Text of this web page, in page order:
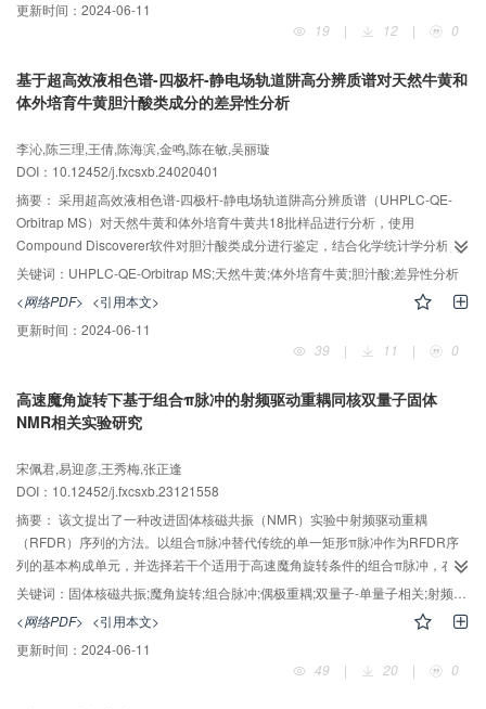
纶样品的精确率、召回率和F1分数均高于95%，满足快速鉴别要求。该方法可
为棉、涤纶纺织品真伪鉴别与品质评价提供技术参考。
更新时间： 2024-06-11
19
| 12 | 0
基于超高效液相色谱-四极杆-静电场轨道阱高分辨质谱对天然牛黄和
体外培育牛黄胆汁酸类成分的差异性分析
李沁,陈三理,王倩,陈海滨,金鸣,陈在敏,吴丽璇
DOI：10.12452/j.fxcsxb.24020401
摘要： 采用超高效液相色谱-四极杆-静电场轨道阱高分辨质谱（UHPLC-QE-
Orbitrap MS）对天然牛黄和体外培育牛黄共18批样品进行分析，使用
Compound Discoverer软件对胆汁酸类成分进行鉴定，结合化学统计学分析筛
选不同类型牛黄的差异性成分。根据一级质谱精确质荷比和二级化合物碎片信
息，鉴定了30个共有的胆汁酸类成分。聚类分析结果表明体外培育牛黄与产地
呈现一致趋势，而天然牛黄的聚类趋势与产地无关。主成分分析载荷图显示胆
酸、去氧胆酸等成分对主成分1的贡献较大，而甘氨鹅去氧胆酸、甘氨去氧胆
酸、牛磺去氧胆酸等成分对主成分2的贡献较大。通过建立正交偏最小二乘法判
其中胆酸在两组之间的含量差异最大。除了去氢胆酸和甘氨去氢胆酸，其余9个
差异成分在体外培育牛黄中的相对含量均较高。研究结果可为天然牛黄和体外
关键词： UHPLC-QE-Orbitrap MS;天然牛黄;体外培育牛黄;胆汁酸;差异性分析
<网络PDF> <引用本文>
更新时间： 2024-06-11
39
| 11 | 0
高速魔角旋转下基于组合π脉冲的射频驱动重耦同核双量子固体
NMR相关实验研究
宋佩君,易迎彦,王秀梅,张正逢
DOI：10.12452/j.fxcsxb.23121558
摘要： 该文提出了一种改进固体核磁共振（NMR）实验中射频驱动重耦
（RFDR）序列的方法。以组合π脉冲替代传统的单一矩形π脉冲作为RFDR序
列的基本构成单元，并选择若干个适用于高速魔角旋转条件的组合π脉冲，在
RFDR双量子实验中进行全面研究，通过数值模拟分析了影响RFDR双量子实验
性能的两个关键因素——共振偏置和射频场不均匀性，并根据模拟结果确定了
性能最优的组合π脉冲。结合六氟硅酸钠和L-组氨酸的一维和二维
F或1H固体
NMR实验，验证了在高速魔角旋转条件下选择适当的组合π脉冲的RFDR序列的
优势。该方法不仅能确保较高的同核双量子激发效率，还能提高激发带宽，并
关键词： 固体核磁共振;魔角旋转;组合脉冲;偶极重耦;双量子-单量子相关;射频驱动重耦（RFDR）
<网络PDF> <引用本文>
更新时间： 2024-06-11
49
| 20 | 0